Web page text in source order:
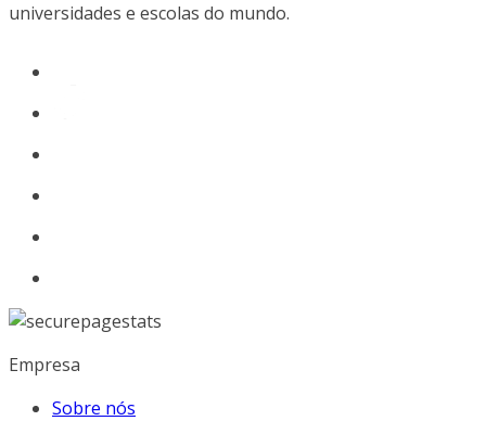
universidades e escolas do mundo.
Empresa
Sobre nós